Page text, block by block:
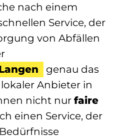
nach einem
Service, der
von Abfällen
genau das
Anbieter in
nicht nur faire
einen Service, der